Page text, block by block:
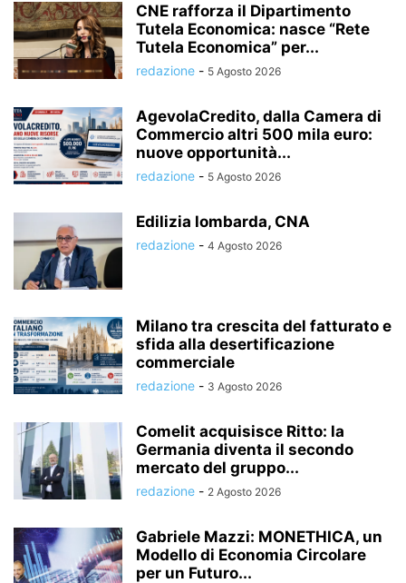
CNE rafforza il Dipartimento
Tutela Economica: nasce “Rete
Tutela Economica” per...
redazione - 5 Agosto 2026
AgevolaCredito, dalla Camera di
Commercio altri 500 mila euro:
nuove opportunità...
redazione - 5 Agosto 2026
Edilizia lombarda, CNA
redazione - 4 Agosto 2026
Milano tra crescita del fatturato e
sfida alla desertificazione
commerciale
redazione - 3 Agosto 2026
Comelit acquisisce Ritto: la
Germania diventa il secondo
mercato del gruppo...
redazione - 2 Agosto 2026
Gabriele Mazzi: MONETHICA, un
Modello di Economia Circolare
per un Futuro...